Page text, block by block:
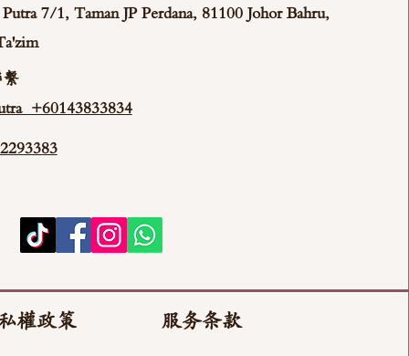
Putra 7/1, Taman JP Perdana, 81100 Johor Bahru,
繫
+60143833834
權政策 服务条款